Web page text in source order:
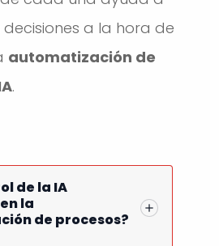
a la hora de
automatización de
.
de la IA
la
de procesos?